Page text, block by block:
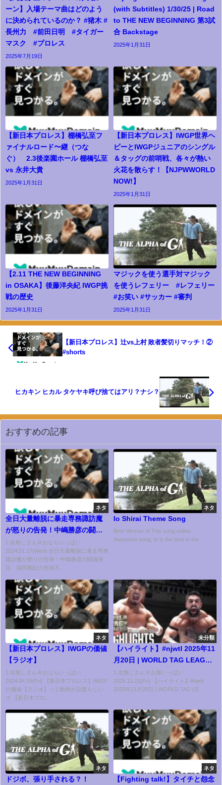
ーン】入場テーマ曲はどのよう
に決められているのか？ #猪木 #
長州力 #前田日明 #タイガー
マスク #プロレス
2025年7月19日
(with Subtitles) 1/30/25 | Road
to THE NEW BEGINNING 第3試
合 Backstage
2025年1月31日
【新日本プロレス】棚橋弘至フ
ァイナルロード〜継（つな
ぐ） 2.3後楽園ホール 棚橋弘至
vs 永井大貴
2025年1月31日
【新日本プロレス】IWGP世界ヘ
ビーとIWGPジュニアのシングル
＆タッグの前哨戦、各々が熱い
火花を散らす！【NJPWWORLD
NOW!】
2025年1月31日
【2.11 THE NEW BEGINNING
in OSAKA】後藤洋央紀 IWGP挑
戦の歴史
2025年1月31日
マジックを使う選手対マジック
を使うレフェリー #レフェリー
#お笑い #サッカー #審判
2025年1月31日
【新日本プロレス】辻vs上村 敗者髪切りマッチ！②
#shorts
ヒカキン ヒカル タケヤキ呼び捨てはアリ？ナシ？
おすすめの記事
ネタ
全日大量離脱に暴走専務諏訪魔
が怒りの告発！中嶋勝彦の闘魂
発言、福田剛紀の意味不明の改
革、選手らが明かした不信感の
正体に驚きを隠せない！全日侵
か…【全日本プロレス】
1:名無しさん＠おならいっぱい
2024.01.17(Wed) 全日大量離脱に暴走専務
諏訪魔が怒りの告発！中嶋勝彦の闘魂発
言、福田剛紀の意味不...
ネタ
Io Shirai Theme Song
Best Version of This song online.
Awesome song, Io is the best in the ...
ネタ
【新日本プロレス】IWGPの価値
【ラジオ】
1:名無しさん＠おならいっぱい
2024.04.26(Fri) 【新日本プロレス】IWGP
の価値【ラジオ】って動画が話題らしい
ぞ 【新日本プロ...
未分類
【ハイライト】#njwtl 2025年11
月20日 | WORLD TAG LEAGUE
2025 Day1 HIGHLIGHTS｜
11/20/25
1:名無しさん＠お腹いっぱい
2025.11.21(Fri) 【ハイライト】#njwtl
2025年11月20日 | WORLD TAG LE...
ネタ
ドジボ、張り手される？！
ネタ
【Fighting talk!】タイチと怨念